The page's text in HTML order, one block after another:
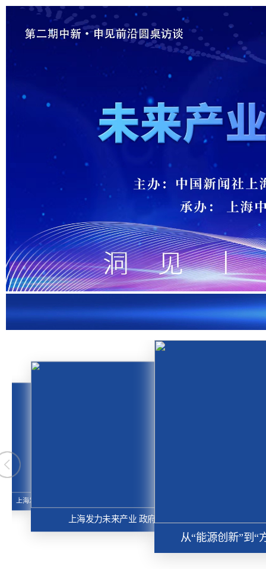
上海发力未来产业：区域一体化如何助力“未来协同”？
上海发力未来产业 政府如何“扶上马送一程”？
从“能源创新”到“